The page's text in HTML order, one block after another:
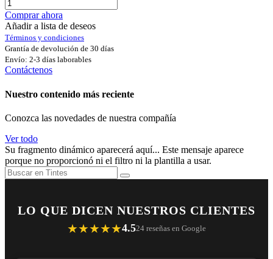
Comprar ahora
Añadir a lista de deseos
Términos y condiciones
Grantía de devolución de 30 días
Envío: 2-3 días laborables
Contáctenos
Nuestro contenido más reciente
Conozca las novedades de nuestra compañía
Ver todo
Su fragmento dinámico aparecerá aquí... Este mensaje aparece
porque no proporcionó ni el filtro ni la plantilla a usar.
LO QUE DICEN NUESTROS CLIENTES
★★★★★4.524 reseñas en Google